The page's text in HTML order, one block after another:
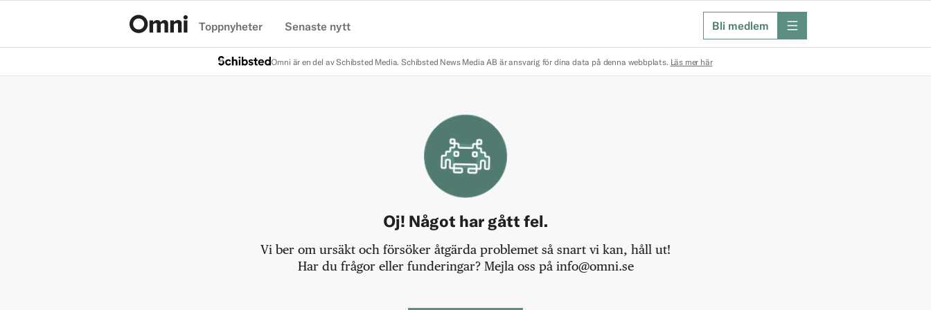
Toppnyheter Senaste nytt Bli medlem meny
Omni är en del av Schibsted Media. Schibsted News Media AB är ansvarig för dina data på denna webbplats. Läs mer här
Oj! Något har gått fel.
Vi ber om ursäkt och försöker åtgärda problemet så snart vi kan, håll ut!
Har du frågor eller funderingar? Mejla oss på info@omni.se